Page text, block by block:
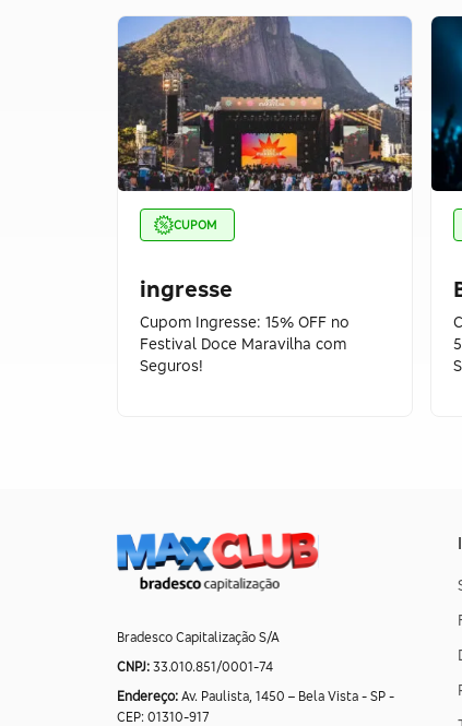
CUPOM
ingresse
Cupom Ingresse: 15% OFF no
Festival Doce Maravilha com
Seguros!
Bradesco Capitalização S/A
CNPJ: 33.010.851/0001-74
Endereço: Av. Paulista, 1450 – Bela Vista - SP -
CEP: 01310-917